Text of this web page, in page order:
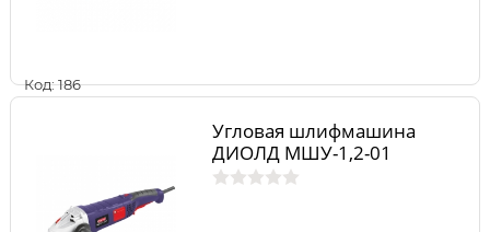
Код: 186
Угловая шлифмашина
ДИОЛД МШУ-1,2-01